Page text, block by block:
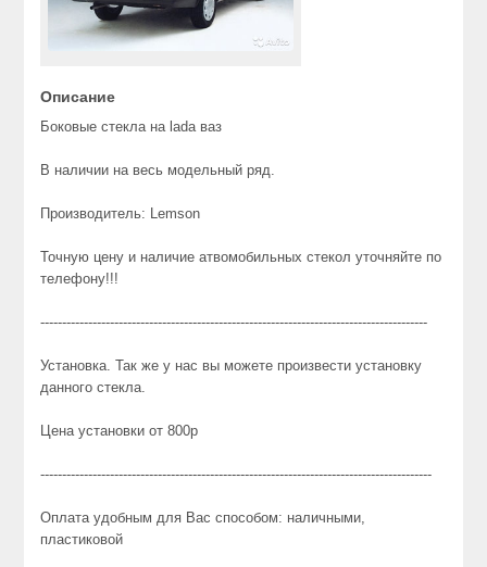
Описание
Боковые стекла на lada ваз
В наличии на весь модельный ряд.
Производитель: Lemson
Точную цену и наличие атвомобильных стекол уточняйте по
телефону!!!
-----------------------------------------------------------------------------------------
Установка. Так же у нас вы можете произвести установку
данного стекла.
Цена установки от 800р
------------------------------------------------------------------------------------------
Оплата удобным для Вас способом: наличными,
пластиковой